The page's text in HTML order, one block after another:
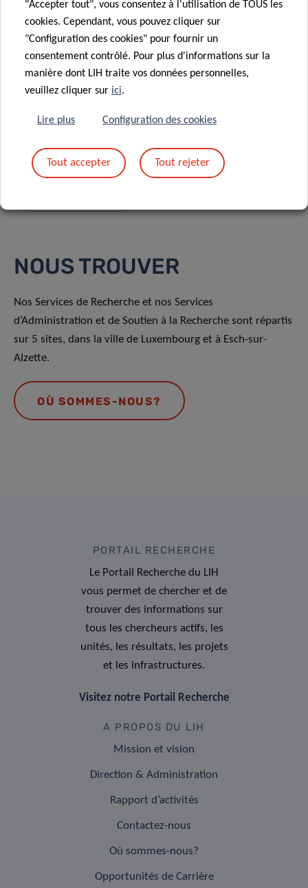
En envoyant votre message, vous acceptez
NOUS TROUVER
Nos Services de Recherche et nos Services
d’Administration et de Soutien à la Recherche sont répartis
sur 5 sites, dans la ville de Luxembourg et à Esch-sur-
Alzette.
OÙ SOMMES-NOUS?
PORTAIL RECHERCHE
Le Portail Recherche du LIH
vous permet de chercher et de
trouver des informations sur
tous les chercheurs actifs, les
unités, les résultats, les projets
et les infrastructures.
Visitez notre Portail Recherche
A PROPOS DU LIH
Mission et vision
Direction & Administration
Rapport d’activités
Contactez-nous
Où sommes-nous?
Opportunités de Carrière
"Accepter tout", vous consentez à l'utilisation de TOUS les
cookies. Cependant, vous pouvez cliquer sur
"Configuration des cookies" pour fournir un
consentement contrôlé. Pour plus d'informations sur la
manière dont LIH traite vos données personnelles,
veuillez cliquer sur ici.
Lire plus Configuration des cookies
Tout accepter Tout rejeter